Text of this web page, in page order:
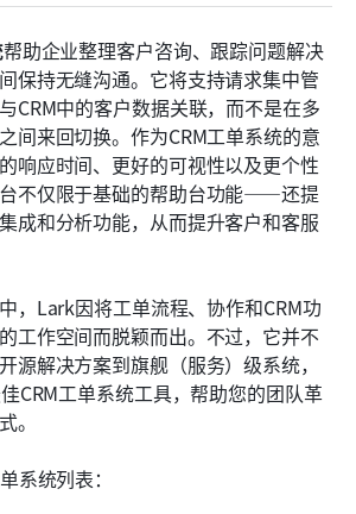
帮助企业整理客户咨询、跟踪问题解决
保持无缝沟通。它将支持请求集中管
CRM中的客户数据关联，而不是在多
间来回切换。作为CRM工单系统的意
响应时间、更好的可视性以及更个性
不仅限于基础的帮助台功能——还提
成和分析功能，从而提升客户和客服
，Lark因将工单流程、协作和CRM功
工作空间而脱颖而出。不过，它并不
源解决方案到旗舰（服务）级系统，
CRM工单系统工具，帮助您的团队革
。
系统列表：
系统
中需要关注的关键功能
工单系统示例
合适的CRM工单系统
未来趋势